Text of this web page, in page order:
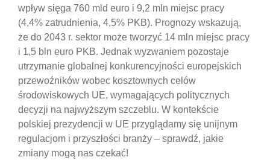
wpływ sięga 760 mld euro i 9,2 mln miejsc pracy
(4,4% zatrudnienia, 4,5% PKB). Prognozy wskazują,
że do 2043 r. sektor może tworzyć 14 mln miejsc pracy
i 1,5 bln euro PKB. Jednak wyzwaniem pozostaje
utrzymanie globalnej konkurencyjności europejskich
przewoźników wobec kosztownych celów
środowiskowych UE, wymagających politycznych
decyzji na najwyższym szczeblu. W kontekście
polskiej prezydencji w UE przyglądamy się unijnym
regulacjom i przyszłości branży – sprawdź, jakie
zmiany mogą nas czekać!